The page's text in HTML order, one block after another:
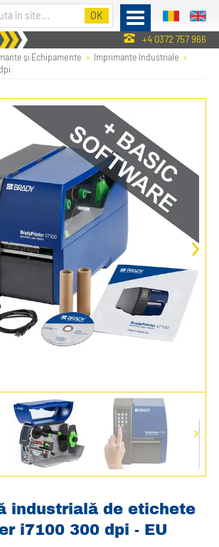
+4 0372 757 966
și Echipamente
Imprimante Industriale
industrială de etichete
i7100 300 dpi - EU